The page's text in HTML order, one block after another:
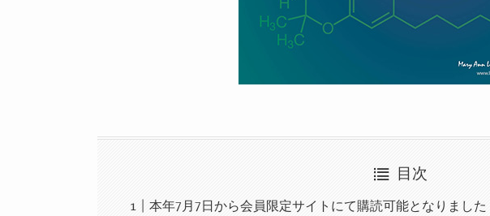
目次
本年7月7日から会員限定サイトにて購読可能となりました